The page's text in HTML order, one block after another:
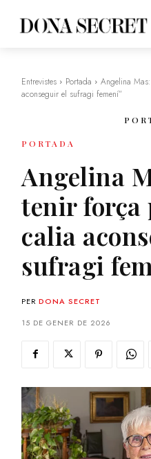
Entrevistes Portada
Angelina
aconseguir el sufragi femení”
PORTADA
Angelina
tenir força
calia
sufragi
PER DONA SECRET
15 DE GENER DE 2026